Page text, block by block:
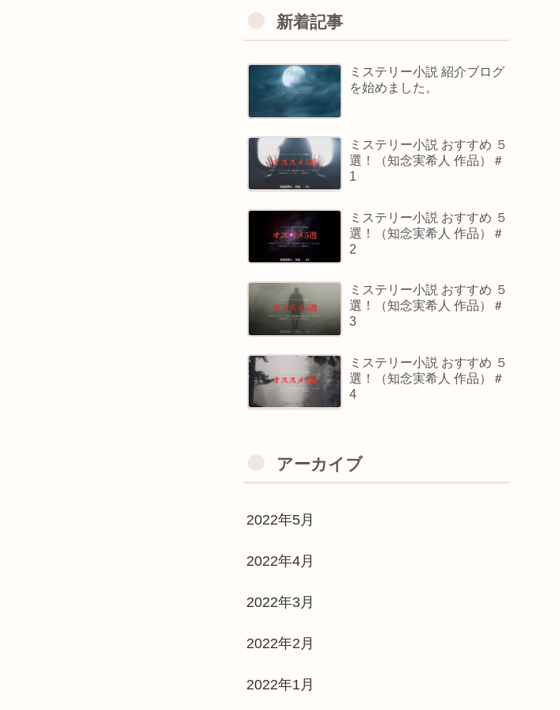
新着記事
ミステリー小説 紹介ブログ
を始めました。
ミステリー小説 おすすめ ５
選！（知念実希人 作品）＃
1
ミステリー小説 おすすめ ５
選！（知念実希人 作品）＃
2
ミステリー小説 おすすめ ５
選！（知念実希人 作品）＃
3
ミステリー小説 おすすめ ５
選！（知念実希人 作品）＃
4
アーカイブ
2022年5月
2022年4月
2022年3月
2022年2月
2022年1月